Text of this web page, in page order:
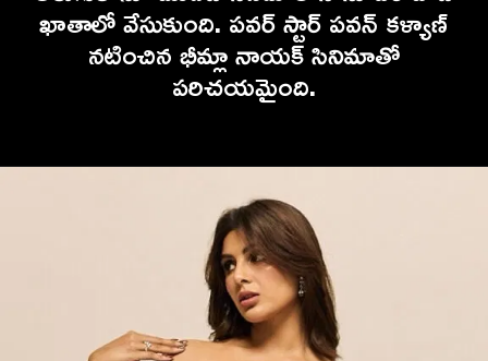
ఖాతాలో వేసుకుంది. పవర్ స్టార్ పవన్ కళ్యాణ్
నటించిన భీమ్లా నాయక్ సినిమాతో
పరిచయమైంది.